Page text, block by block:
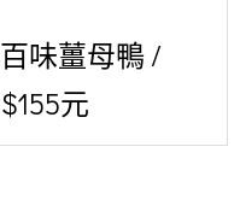
百味薑母鴨 /
$155元